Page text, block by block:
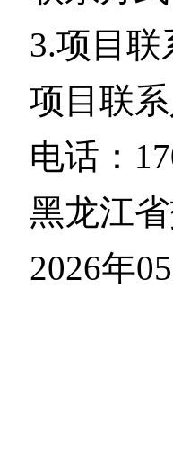
3.项目联
项目联
电话：
黑龙江
2026年